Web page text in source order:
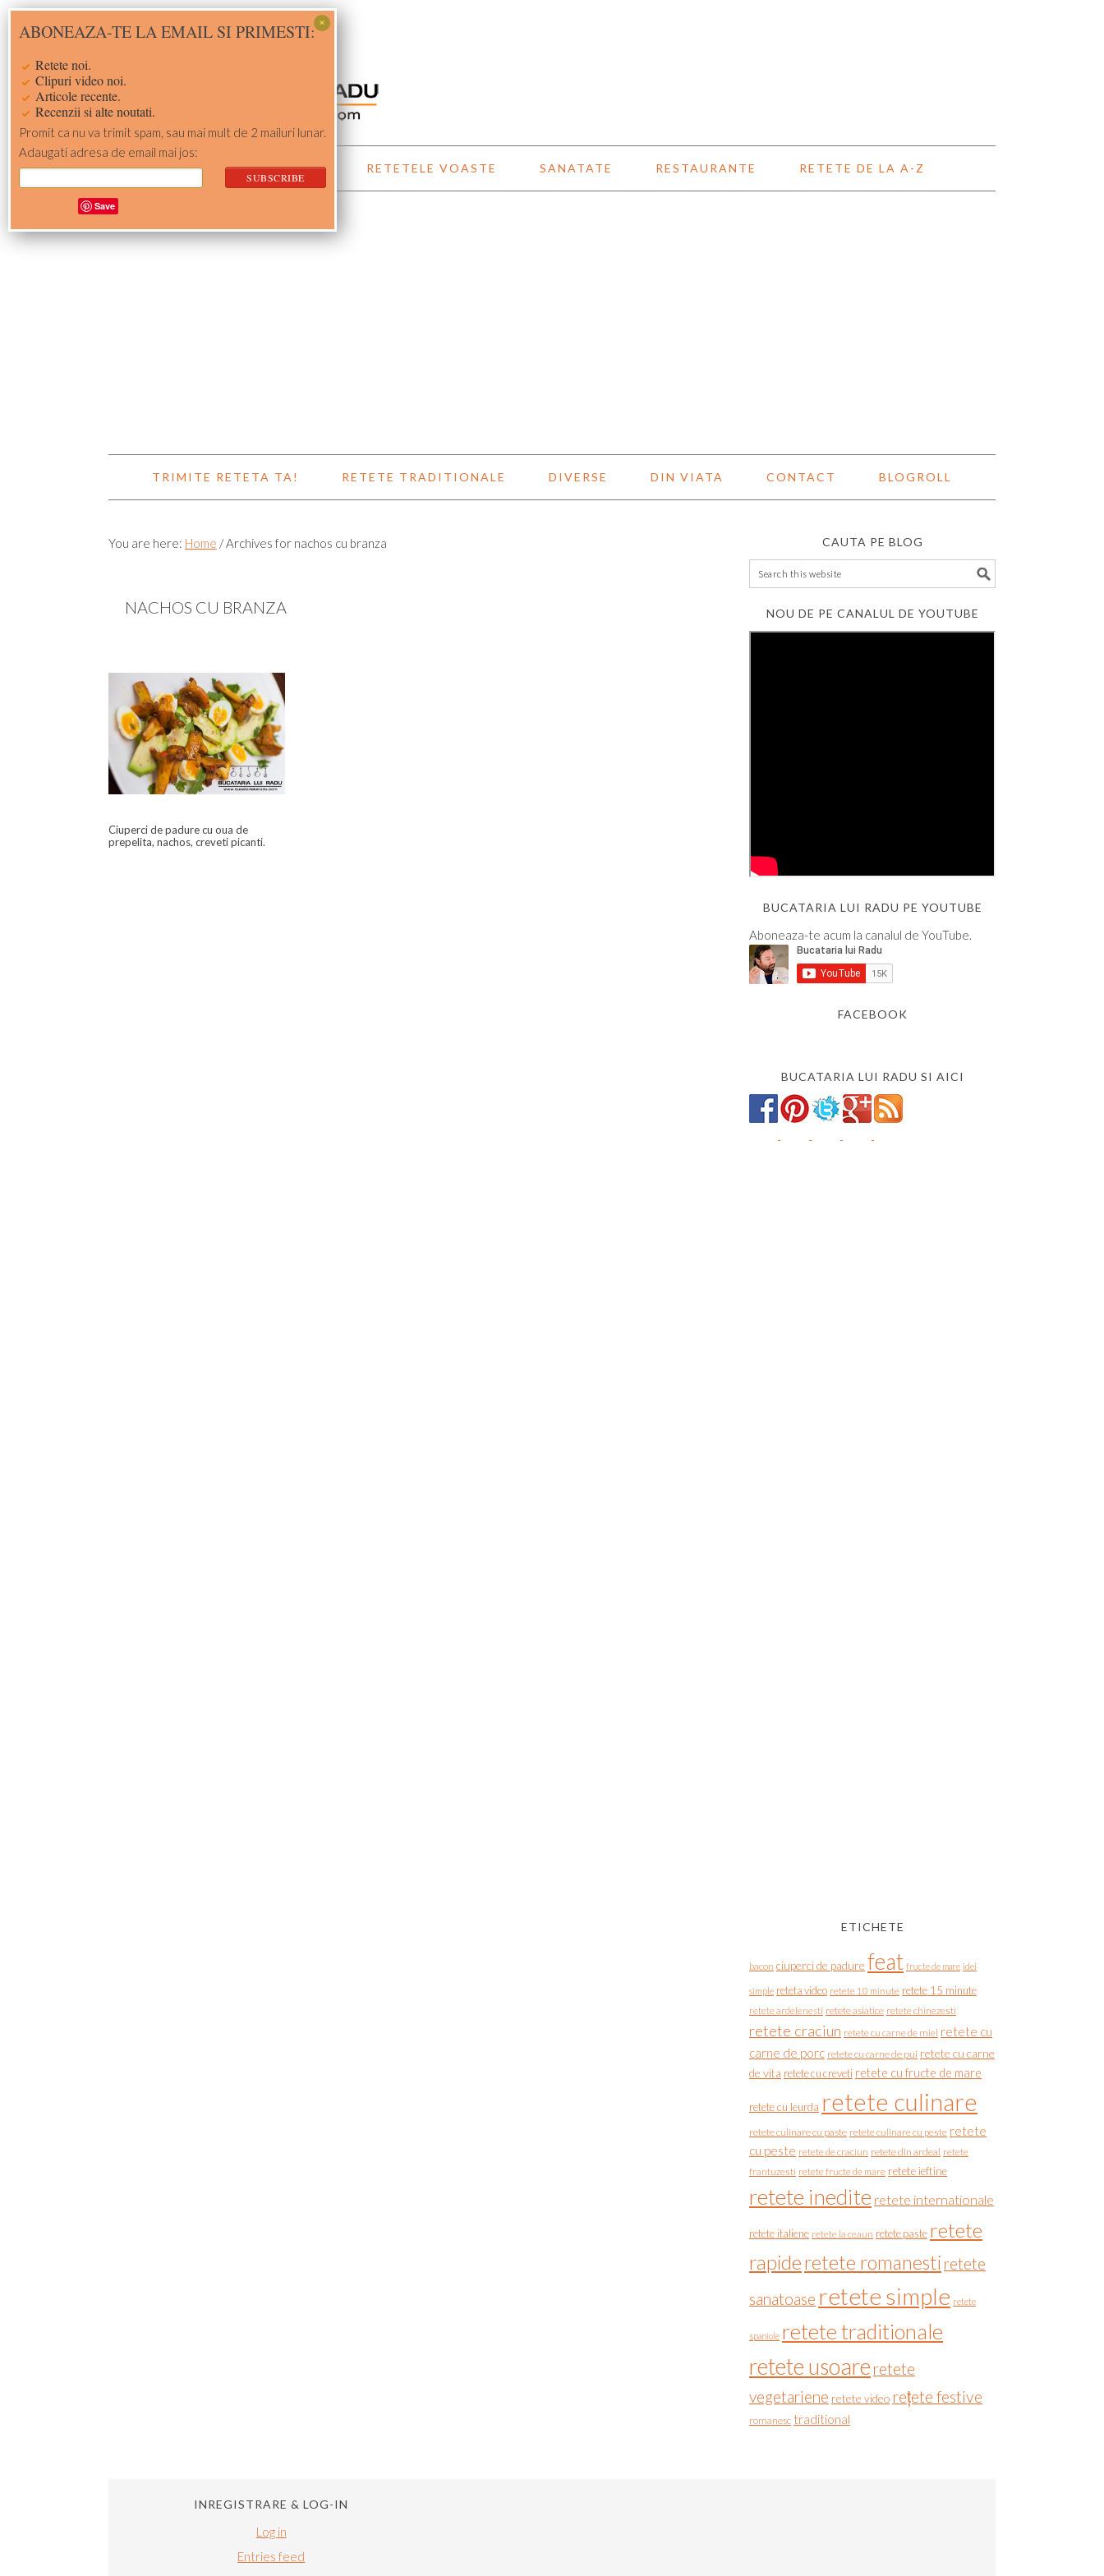
Skip
to
Skip
to
Skip
to
Skip
to
ACASA RETETE RETETELE VOASTE SANATATE RESTAURANTE RETETE DE LA A-Z
TRIMITE RETETA TA! RETETE TRADITIONALE DIVERSE DIN VIATA CONTACT BLOGROLL
You are here: Home /Archives for nachos cu branza
NACHOS CU BRANZA
Ciuperci de padure cu oua de
prepelita, nachos, creveti picanti.
CAUTA PE BLOG
NOU DE PE CANALUL DE YOUTUBE
BUCATARIA LUI RADU PE YOUTUBE
Aboneaza-te acum la canalul de YouTube.
FACEBOOK
BUCATARIA LUI RADU SI AICI
ETICHETE
bacon ciuperci de padure feat fructe de mare idei
simple reteta video retete 10 minute retete 15 minute
retete ardelenesti retete asiatice retete chinezesti
retete craciun retete cu carne de miel retete cu
carne de porc retete cu carne de pui retete cu carne
de vita retete cu creveti retete cu fructe de mare
retete cu leurda retete culinare
retete culinare cu paste retete culinare cu peste retete
cu peste retete de craciun retete din ardeal retete
frantuzesti retete fructe de mare retete ieftine
retete inedite retete internationale
retete italiene retete la ceaun retete paste retete
rapideretete romanesti retete
sanatoase retete simple retete
spaniole retete traditionale
retete usoare retete
vegetariene retete video rețete festive
romanesc traditional
INREGISTRARE & LOG-IN
Log in
Entries feed
ABONEAZA-TE LA EMAIL SI PRIMESTI:
Retete noi.
Clipuri video noi.
Articole recente.
Recenzii si alte noutati.
Promit ca nu va trimit spam, sau mai mult de 2 mailuri lunar.
Adaugati adresa de email mai jos:
Save